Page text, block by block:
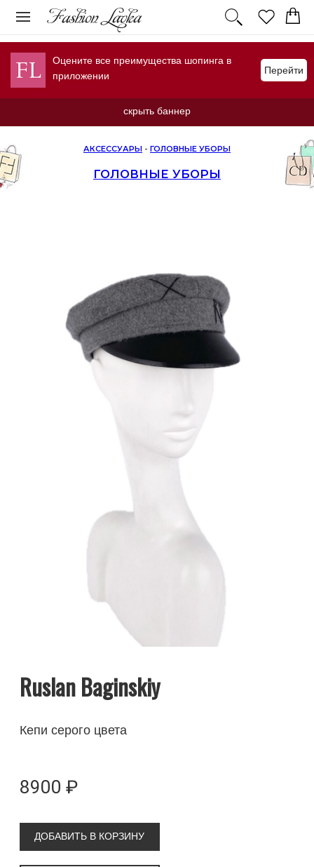
Оцените все преимущества шопинга в
приложении
Перейти
скрыть баннер
АКСЕССУАРЫ - ГОЛОВНЫЕ УБОРЫ
ГОЛОВНЫЕ УБОРЫ
Ruslan Baginskiy
Кепи серого цвета
8900 ₽
ДОБАВИТЬ В КОРЗИНУ